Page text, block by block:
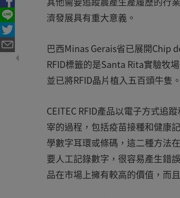
濟發展具有重大意義。
巴西Minas Gerais省已展開Chip
RFID標籤的是Santa Rita實驗牧
並已將RFID晶片植入五百頭牛隻
CEITEC RFID產品以電子方式追
宰的過程，包括疫苗接種和健康
學數字耳環或條碼，這二種方法
要人工記錄數字，很容易產生錯
品在市場上擁有較高的價值，而